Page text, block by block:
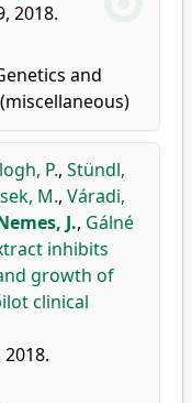
2018.
and
P., Stündl,
M., Váradi,
J., Gálné
inhibits
growth of
clinical
2018.